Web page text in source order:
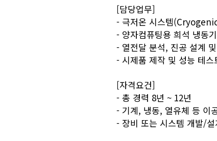
[담당업무]
- 극저온 시스템
- 양자컴퓨팅용 희석 냉
- 열전달 분석, 진공 설계
- 시제품 제작 및 성능 테
[자격요건]
- 총 경력 8년 ~ 12년
- 기계, 냉동, 열유체 등 이
- 장비 또는 시스템 개발/